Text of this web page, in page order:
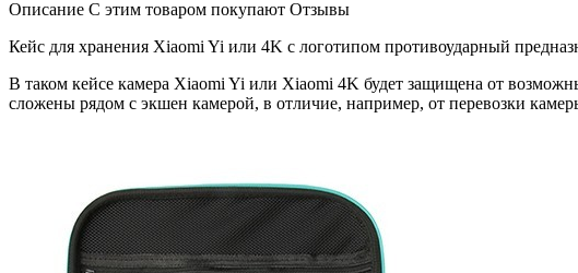
Описание С этим товаром покупают Отзывы
Кейс для хранения Xiaomi Yi или 4K с логотипом противоударный
В таком кейсе камера Xiaomi Yi или Xiaomi 4K будет защищена от
сложены рядом с экшен камерой, в отличие, например, от перевозки